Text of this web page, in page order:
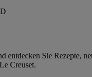
entdecken Sie Rezepte,
Creuset.